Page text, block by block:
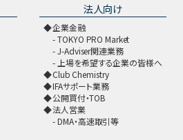
法人向け
企業金融
TOKYO PRO Market
J-Adviser関連業務
上場を希望する企業の皆様へ
Club Chemistry
IFAサポート業務
公開買付・TOB
法人営業
DMA・高速取引等